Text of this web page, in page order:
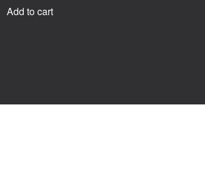
CHF 3'095.00.
IS:
Add to cart